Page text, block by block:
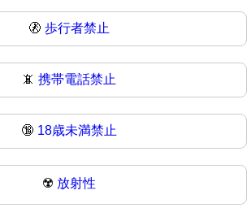
🚷 歩行者禁止
📵 携帯電話禁止
🔞 18歳未満禁止
☢️ 放射性